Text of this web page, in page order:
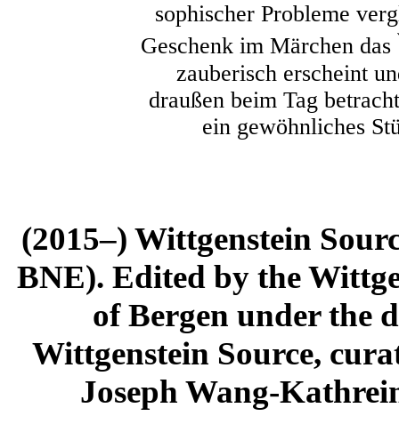
sophischer Probleme
Geschenk im Märchen das
zauberisch erscheint
draußen beim Tag
ein gewöhnliches
(2015–) Wittgenstein
BNE). Edited by the
of Bergen under the
Wittgenstein Source,
Joseph Wang-